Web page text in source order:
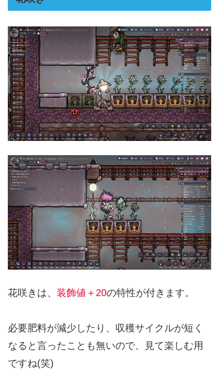
花咲きは、 装飾値＋20の特性が付きます。
必要肥料が減少したり、収穫サイクルが短く
なると言ったことも無いので、見て楽しむ用
ですね(笑)